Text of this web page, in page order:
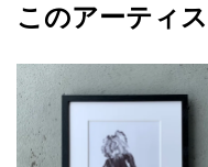
カラー
ホワイト
ジャンル
花・植
配送目安
二週間
癒しと香りを感じられるよ
使用画材：ボールペン、画
額装：木製フレーム・黒塗り
マットの色：白
戸谷麻友子
このアーティ